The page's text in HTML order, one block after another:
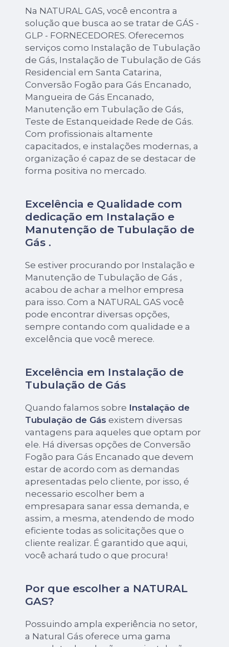
Na NATURAL GAS, você encontra a
solução que busca ao se tratar de GÁS -
GLP - FORNECEDORES. Oferecemos
serviços como Instalação de Tubulação
de Gás, Instalação de Tubulação de Gás
Residencial em Santa Catarina,
Conversão Fogão para Gás Encanado,
Mangueira de Gás Encanado,
Manutenção em Tubulação de Gás,
Teste de Estanqueidade Rede de Gás.
Com profissionais altamente
capacitados, e instalações modernas, a
organização é capaz de se destacar de
forma positiva no mercado.
Excelência e Qualidade com
dedicação em Instalação e
Manutenção de Tubulação de
Gás .
Se estiver procurando por Instalação e
Manutenção de Tubulação de Gás ,
acabou de achar a melhor empresa
para isso. Com a NATURAL GAS você
pode encontrar diversas opções,
sempre contando com qualidade e a
excelência que você merece.
Excelência em Instalação de
Tubulação de Gás
Quando falamos sobre Instalação de
Tubulação de Gás existem diversas
vantagens para aqueles que optam por
ele. Há diversas opções de Conversão
Fogão para Gás Encanado que devem
estar de acordo com as demandas
apresentadas pelo cliente, por isso, é
necessario escolher bem a
empresapara sanar essa demanda, e
assim, a mesma, atendendo de modo
eficiente todas as solicitações que o
cliente realizar. É garantido que aqui,
você achará tudo o que procura!
Por que escolher a NATURAL
GAS?
Possuindo ampla experiência no setor,
a Natural Gás oferece uma gama